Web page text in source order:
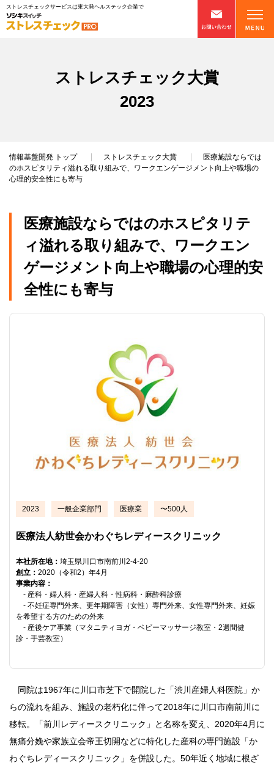
ストレスチェックサービスは東大発ヘルステック企業で
ストレスチェック大賞
2023
情報基盤開発 トップ ストレスチェック大賞
医療施設ならでは
のホスピタリティ溢れる取り組みで、ワークエンゲージメント向上や職場の
心理的安全性にも寄与
医療施設ならではのホスピタリテ
ィ溢れる取り組みで、ワークエン
ゲージメント向上や職場の心理的安
全性にも寄与
2023 一般企業部門 医療業 〜500人
医療法人紡世会かわぐちレディースクリニック
本社所在地： 埼玉県川口市南前川2-4-20
創立： 2020（令和2）年4月
事業内容：
- 産科・婦人科・産婦人科・性病科・麻酔科診療
- 不妊症専門外来、更年期障害（女性）専門外来、女性専門外来、妊娠
を希望する方のための外来
- 産後ケア事業（マタニティヨガ・ベビーマッサージ教室・2週間健
診・手芸教室）
同院は1967年に川口市芝下で開院した「渋川産婦人科医院」か
らの流れを組み、施設の老朽化に伴って2018年に川口市南前川に
移転。「前川レディースクリニック」と名称を変え、2020年4月に
無痛分娩や家族立会帝王切開などに特化した産科の専門施設「か
わぐちレディースクリニック」を併設した。50年近く地域に根ざ